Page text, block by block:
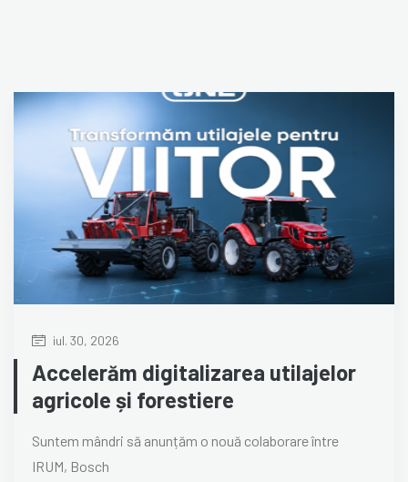
iul. 30, 2026
Accelerăm digitalizarea utilajelor
agricole și forestiere
Suntem mândri să anunțăm o nouă colaborare între
IRUM, Bosch